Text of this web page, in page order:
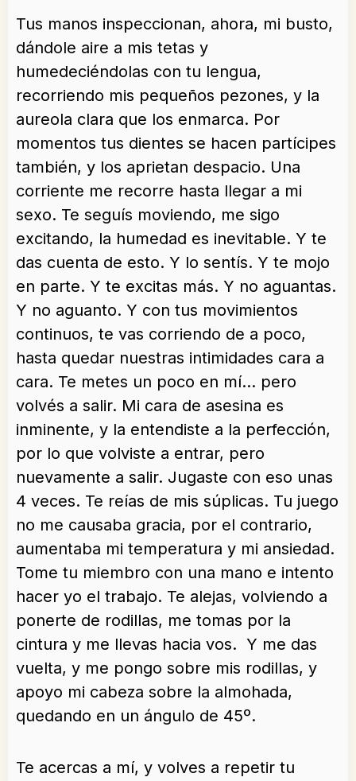
Tus manos inspeccionan, ahora, mi busto,
dándole aire a mis tetas y
humedeciéndolas con tu lengua,
recorriendo mis pequeños pezones, y la
aureola clara que los enmarca. Por
momentos tus dientes se hacen partícipes
también, y los aprietan despacio. Una
corriente me recorre hasta llegar a mi
sexo. Te seguís moviendo, me sigo
excitando, la humedad es inevitable. Y te
das cuenta de esto. Y lo sentís. Y te mojo
en parte. Y te excitas más. Y no aguantas.
Y no aguanto. Y con tus movimientos
continuos, te vas corriendo de a poco,
hasta quedar nuestras intimidades cara a
cara. Te metes un poco en mí… pero
volvés a salir. Mi cara de asesina es
inminente, y la entendiste a la perfección,
por lo que volviste a entrar, pero
nuevamente a salir. Jugaste con eso unas
4 veces. Te reías de mis súplicas. Tu juego
no me causaba gracia, por el contrario,
aumentaba mi temperatura y mi ansiedad.
Tome tu miembro con una mano e intento
hacer yo el trabajo. Te alejas, volviendo a
ponerte de rodillas, me tomas por la
cintura y me llevas hacia vos. Y me das
vuelta, y me pongo sobre mis rodillas, y
apoyo mi cabeza sobre la almohada,
quedando en un ángulo de 45º.
Te acercas a mí, y volves a repetir tu